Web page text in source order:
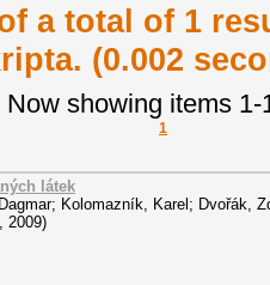
a total of 1
(0.002
Now showing items 1-
1
látek
; Kolomazník, Karel ; Dvořák,
2009)